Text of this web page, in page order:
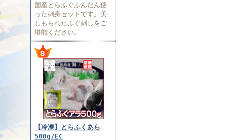
国産とらふぐふんだん使
った刺身セットです。美
しもられたふぐ刺しをご
堪能ください。
【冷凍】とらふくあら
500g/EC